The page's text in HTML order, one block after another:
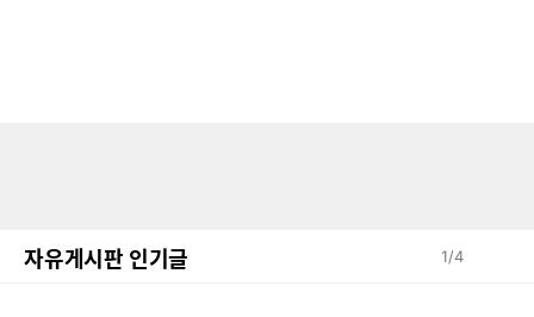
자유게시판 인기글 1/4